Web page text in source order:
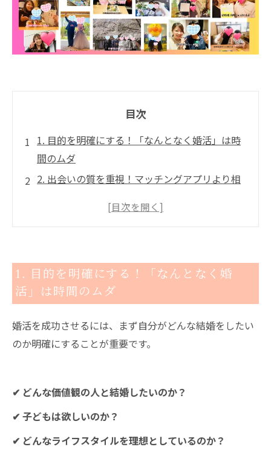
目次
1. 目的を明確にする！「なんとなく婚活」は時
間のムダ
2. 出会いの質を重視！マッチングアプリより相
3. 無駄な時間を省く！効率的なデートの進め方
す！
まとめ｜効率よく婚活を進めて、理想の結婚を
ご成婚者様の幸せな声一覧
1年以内のご成婚なら結婚相談所CocoBridal
婚活経験者がサポートいたします！
津市内で唯一選ばれました！
1. 目的を明確にする！「なんとなく婚
活」は時間のムダ
婚活を成功させるには、まず自分がどんな結婚をしたい
のか明確にすることが重要です。
✔ どんな価値観の人と結婚したいのか？
✔ 子どもは欲しいのか？
✔ どんなライフスタイルを理想としているのか？